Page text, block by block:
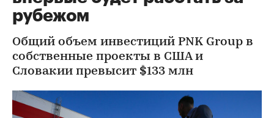
рубежом
Общий объем инвестиций PNK Group в
собственные проекты в США и
Словакии превысит $133 млн